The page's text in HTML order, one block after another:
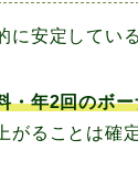
に安定してい
・年2回のボー
がることは確